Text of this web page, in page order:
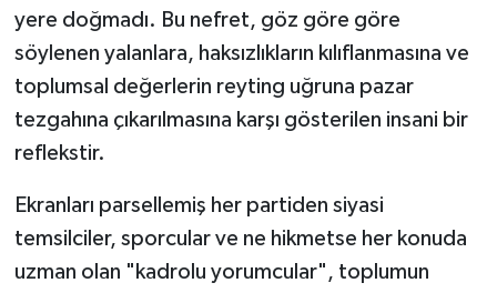
yere doğmadı. Bu nefret, göz göre göre
söylenen yalanlara, haksızlıkların kılıflanmasına ve
toplumsal değerlerin reyting uğruna pazar
tezgahına çıkarılmasına karşı gösterilen insani bir
reflekstir.
Ekranları parsellemiş her partiden siyasi
temsilciler, sporcular ve ne hikmetse her konuda
uzman olan "kadrolu yorumcular", toplumun